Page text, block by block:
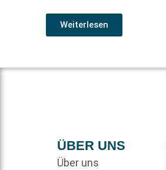
Weiterlesen
ÜBER UNS
Über uns